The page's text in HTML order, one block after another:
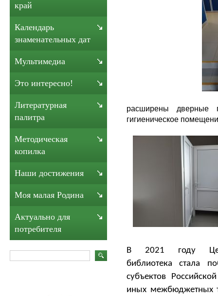
расширены дверные
гигиеническое
В 2021 году
библиотека стала
субъектов
иных межбюджетных
край
Календарь
знаменательных дат
Мультимедиа
Это интересно!
Литературная
палитра
Методическая
копилка
Наши достижения
Моя малая Родина
Актуально для
потребителя